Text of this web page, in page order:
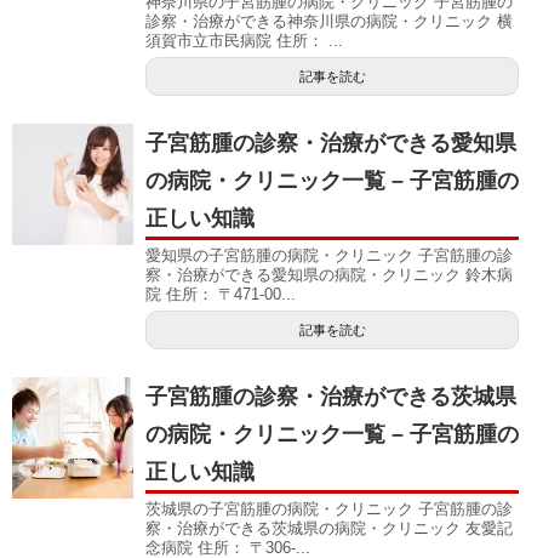
診察・治療ができる神奈川県の病院・クリニック 横
須賀市立市民病院 住所： ...
記事を読む
子宮筋腫の診察・治療ができる愛知県
の病院・クリニック一覧 – 子宮筋腫の
正しい知識
愛知県の子宮筋腫の病院・クリニック 子宮筋腫の診
察・治療ができる愛知県の病院・クリニック 鈴木病
院 住所： 〒471-00...
記事を読む
子宮筋腫の診察・治療ができる茨城県
の病院・クリニック一覧 – 子宮筋腫の
正しい知識
茨城県の子宮筋腫の病院・クリニック 子宮筋腫の診
察・治療ができる茨城県の病院・クリニック 友愛記
念病院 住所： 〒306-...